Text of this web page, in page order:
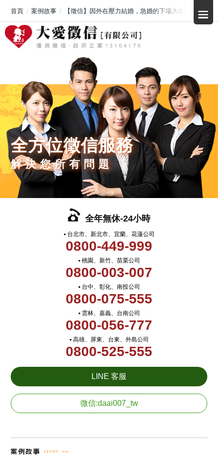
全方位徵信服務
解決您所有問題
全年無休-24小時
▪ 台北市、新北市、宜蘭、花蓮公司
0800-449-999
▪ 桃園、新竹、苗栗公司
0800-003-007
▪ 台中、彰化、南投公司
0800-075-555
▪ 雲林、嘉義、台南公司
0800-056-777
▪ 高雄、屏東、台東、外島公司
0800-525-555
LINE 客服
微信:daai007_tw
首頁 案例故事 【徵信】因外在壓力結婚，急婚的下場大多都不好